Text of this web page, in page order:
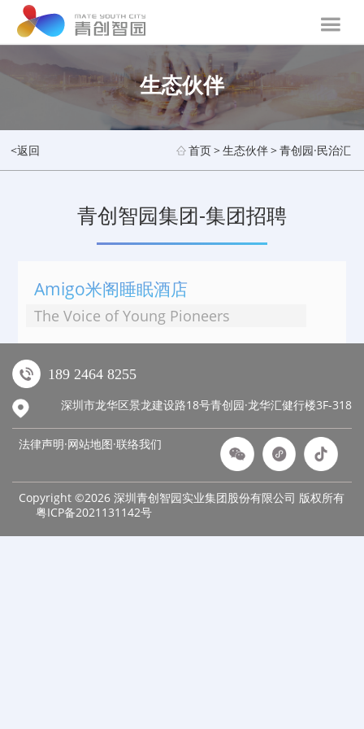
生态伙伴
<返回 首页>生态伙伴>青创园·民治汇
青创智园集团-集团招聘
Amigo米阁睡眠酒店
The Voice of Young Pioneers
189 2464 8255
深圳市龙华区景龙建设路18号青创园·龙华汇健行楼3F-318
法律声明·网站地图·联络我们
Copyright ©2026 深圳青创智园实业集团股份有限公司 版权所有
粤ICP备2021131142号